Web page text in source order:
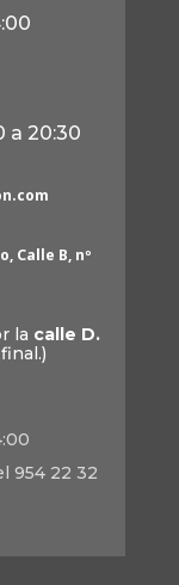
a 20:30
Calle B, nº
la calle D.
954 22 32